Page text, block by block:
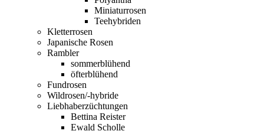
Miniaturrosen
Teehybriden
Kletterrosen
Japanische Rosen
Rambler
sommerblühend
öfterblühend
Fundrosen
Wildrosen/-hybride
Liebhaberzüchtungen
Bettina Reister
Ewald Scholle